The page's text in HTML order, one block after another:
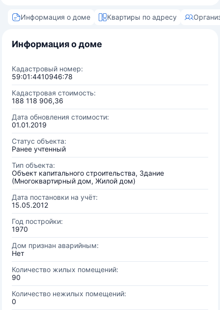
Информация о доме Квартиры по адресу
Информация о доме
Кадастровый номер:
59:01:4410946:78
Кадастровая стоимость:
188 118 906,36
Дата обновления стоимости:
01.01.2019
Статус объекта:
Ранее учтенный
Тип объекта:
Объект капитального строительства, Здание
(Многоквартирный дом, Жилой дом)
Дата постановки на учёт:
15.05.2012
Год постройки:
1970
Дом признан аварийным:
Нет
Количество жилых помещений:
90
Количество нежилых помещений:
0